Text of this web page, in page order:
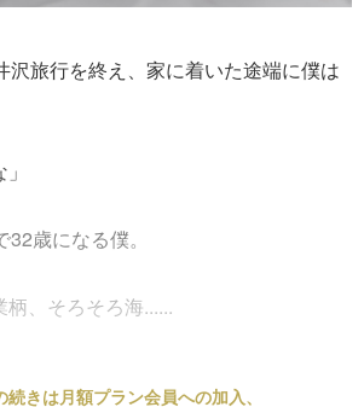
沢旅行を終え、家に着いた途端に僕は
歳になる僕。
、そろそろ海......
続きは月額プラン会員への加入、